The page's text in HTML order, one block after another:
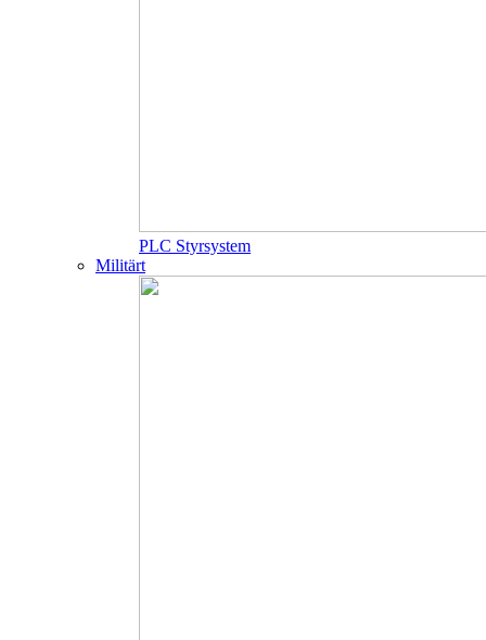
PLC Styrsystem
Militärt